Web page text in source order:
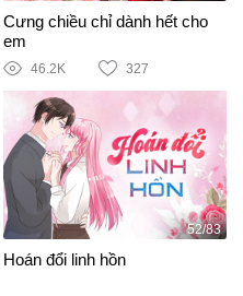
Cưng chiều chỉ dành hết cho
em
46.2K 327
52/83
Hoán đổi linh hồn